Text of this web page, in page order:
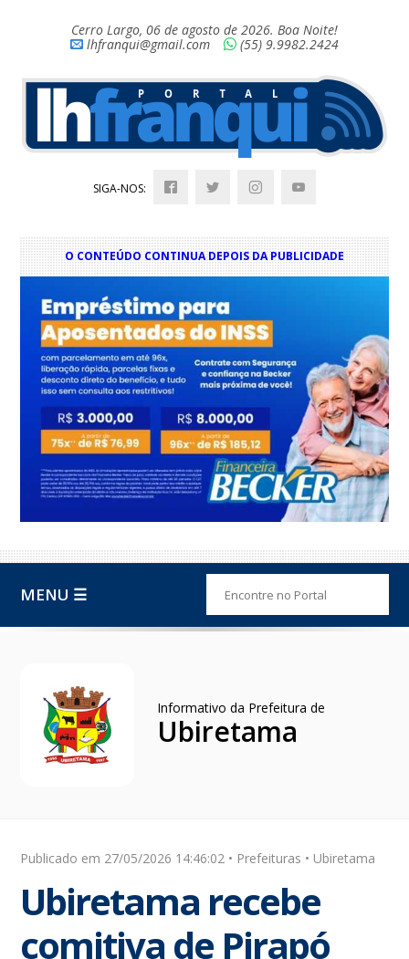
Cerro Largo, 06 de agosto de 2026. Boa Noite!
lhfranqui@gmail.com
(55) 9.9982.2424
SIGA-NOS:
O CONTEÚDO CONTINUA DEPOIS DA PUBLICIDADE
MENU ☰
Informativo da Prefeitura de
Ubiretama
Publicado em 27/05/2026 14:46:02 • Prefeituras • Ubiretama
Ubiretama recebe
comitiva de Pirapó